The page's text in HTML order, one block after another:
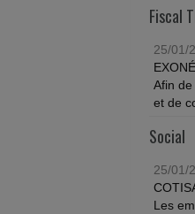
Fiscal
25/01/
Afin
et de
Social
25/01/
Les